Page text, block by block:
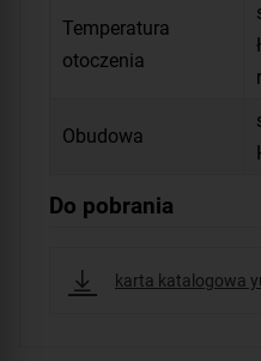
Temperatura
otoczenia
Obudowa
Do pobrania
karta katalogowa